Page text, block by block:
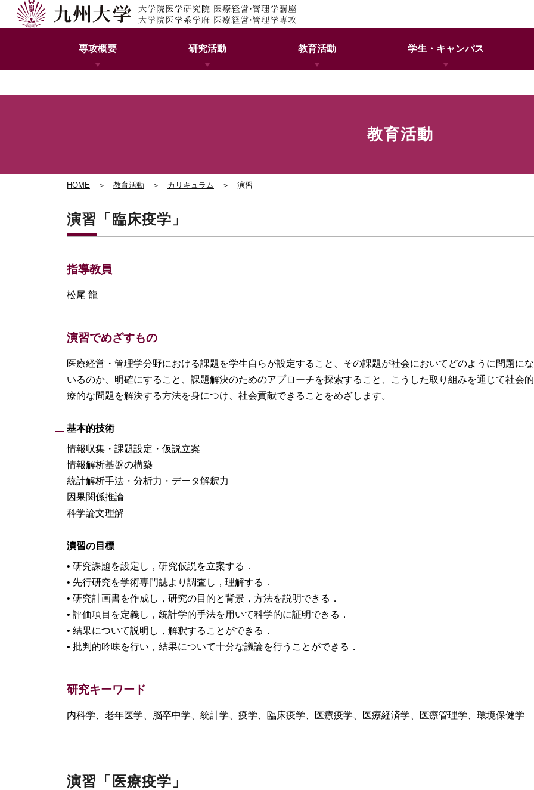
専攻概要 研究活動 教育活動 学生・キャンパス
教育活動
HOME ＞ 教育活動 ＞ カリキュラム ＞ 演習
演習「臨床疫学」
指導教員
松尾 龍
演習でめざすもの
医療経営・管理学分野における課題を学生自らが設定すること、その課題が社会においてどのように問題に
いるのか、明確にすること、課題解決のためのアプローチを探索すること、こうした取り組みを通じて社会
療的な問題を解決する方法を身につけ、社会貢献できることをめざします。
基本的技術
情報収集・課題設定・仮説立案
情報解析基盤の構築
統計解析手法・分析力・データ解釈力
因果関係推論
科学論文理解
演習の目標
• 研究課題を設定し，研究仮説を立案する．
• 先行研究を学術専門誌より調査し，理解する．
• 研究計画書を作成し，研究の目的と背景，方法を説明できる．
• 評価項目を定義し，統計学的手法を用いて科学的に証明できる．
• 結果について説明し，解釈することができる．
• 批判的吟味を行い，結果について十分な議論を行うことができる．
研究キーワード
内科学、老年医学、脳卒中学、統計学、疫学、臨床疫学、医療疫学、医療経済学、医療管理学、環境保健学
演習「医療疫学」